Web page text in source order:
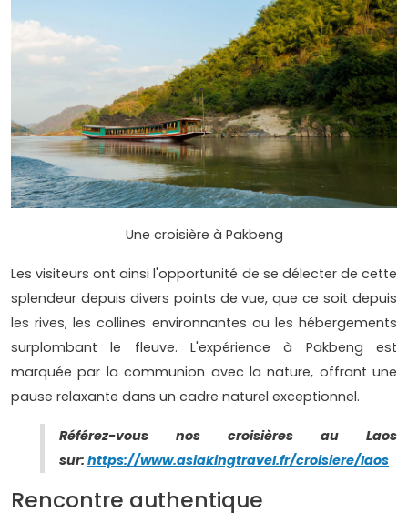
Une croisière à Pakbeng
Les visiteurs ont ainsi l'opportunité de se délecter de cette
splendeur depuis divers points de vue, que ce soit depuis
les rives, les collines environnantes ou les hébergements
surplombant le fleuve. L'expérience à Pakbeng est
marquée par la communion avec la nature, offrant une
pause relaxante dans un cadre naturel exceptionnel.
Référez-vous nos croisières au Laos
sur: https://www.asiakingtravel.fr/croisiere/laos
Rencontre authentique